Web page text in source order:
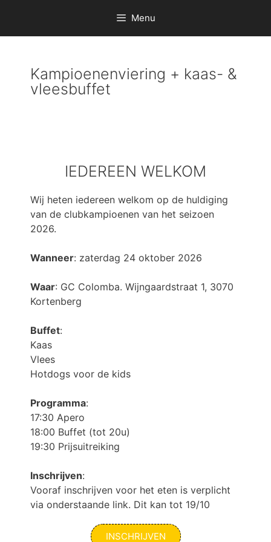
Menu
Kampioenenviering + kaas- &
vleesbuffet
IEDEREEN WELKOM
Wij heten iedereen welkom op de huldiging
van de clubkampioenen van het seizoen
2026.
Wanneer: zaterdag 24 oktober 2026
Waar: GC Colomba. Wijngaardstraat 1, 3070
Kortenberg
Buffet:
Kaas
Vlees
Hotdogs voor de kids
Programma:
17:30 Apero
18:00 Buffet (tot 20u)
19:30 Prijsuitreiking
Inschrijven:
Vooraf inschrijven voor het eten is verplicht
via onderstaande link. Dit kan tot 19/10
INSCHRIJVEN